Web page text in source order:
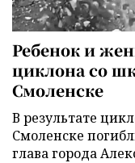
Ребенок и
циклона со
Смоленске
В результате
Смоленске
глава города